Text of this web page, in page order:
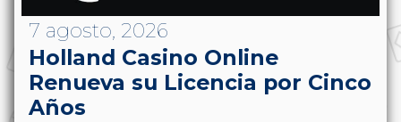
7 agosto, 2026
Holland Casino Online
Renueva su Licencia por Cinco
Años